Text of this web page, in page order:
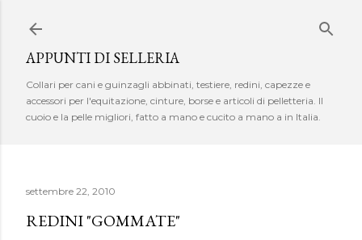
APPUNTI DI SELLERIA
Collari per cani e guinzagli abbinati, testiere, redini, capezze e
accessori per l'equitazione, cinture, borse e articoli di pelletteria. Il
cuoio e la pelle migliori, fatto a mano e cucito a mano a in Italia.
settembre 22, 2010
REDINI "GOMMATE"